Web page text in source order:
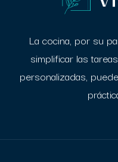
La cocina, por su
simplificar las
personalizadas,